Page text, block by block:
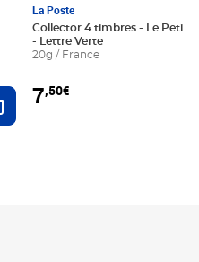
Ajouter au panier
La Poste
Collector 4 timbres - Le Petit
- Lettre Verte
20g / France
7,50€